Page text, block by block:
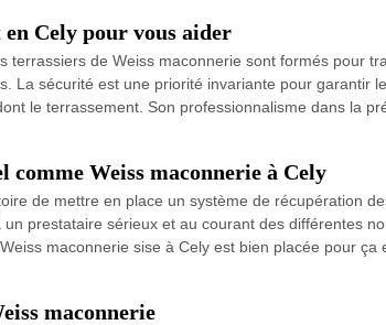
Cely pour vous aider
de Weiss maconnerie sont formés pour
La sécurité est une priorité invariante pour garantir
le terrassement. Son professionnalisme dans la
comme Weiss maconnerie à Cely
de mettre en place un système de récupération
prestataire sérieux et au courant des différentes
maconnerie sise à Cely est bien placée pour
maconnerie